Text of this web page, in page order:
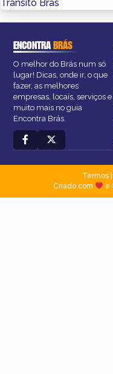
Trânsito Brás
ENCONTRABRÁS
O melhor do Brás num só
lugar! Dicas, onde ir, o que
fazer, as melhores
empresas, locais, serviços e
muito mais no guia
Encontra Brás.
Termos|
Criado com
e